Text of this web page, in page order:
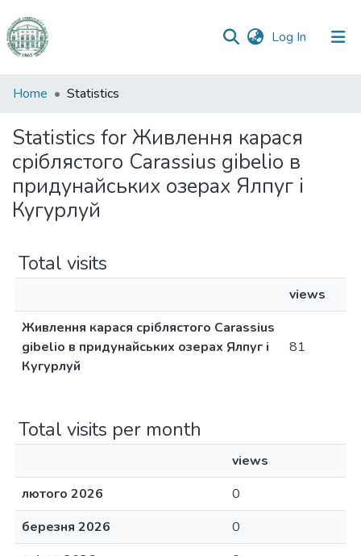
Log In (current)
Communities
Collections
All of DSpace
Home Statistics
Statistics for Живлення карася
сріблястого Сarassius gibelio в
придунайських озерах Ялпуг і
Кугурлуй
Total visits
views
Живлення карася сріблястого Сarassius
gibelio в придунайських озерах Ялпуг і
Кугурлуй
81
Total visits per month
views
лютого 2026
0
березня 2026
0